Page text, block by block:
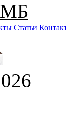
МБ
Статьи